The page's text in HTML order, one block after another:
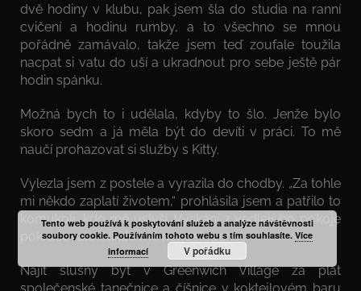
dvě hodiny v klubu, pak jsem šla do studia na ranní
cvičení a hodinu rumby, a to všechno se mnou
pořádně zamávalo, takže jsem teď zoufale toužila
nacpat si vatu do uší a ukradnout pro sebe ještě pár
hodin spánku.
Možná bych to i udělala, kdyby to šlo. Jenže bylo
skoro sedm a já měla být do devíti v práci. To mě
naučí prohazovat si služby s Kitty.
Vylezla jsem z postele a vyrazila do chodby. „Za tohle
mi někdo zaplatí životem,“ prohlásila jsem a patřilo to
komukoli, kdo mě uslyší. Výskání z vedlejšího pokoje
pokračovalo. Nikdo mě neposlouchal.
Najít slušný byt v Greenwich Village za plat
společenské tanečnice a číšnice v koktejlovém baru
Tento web používá k poskytování služeb a analýze návštěvnosti
soubory cookie. Používáním tohoto webu s tím souhlasíte.Více
informací
V pořádku